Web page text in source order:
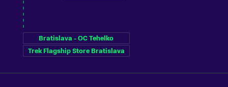
Bratislava - OC Tehelko
Trek Flagship Store Bratislava